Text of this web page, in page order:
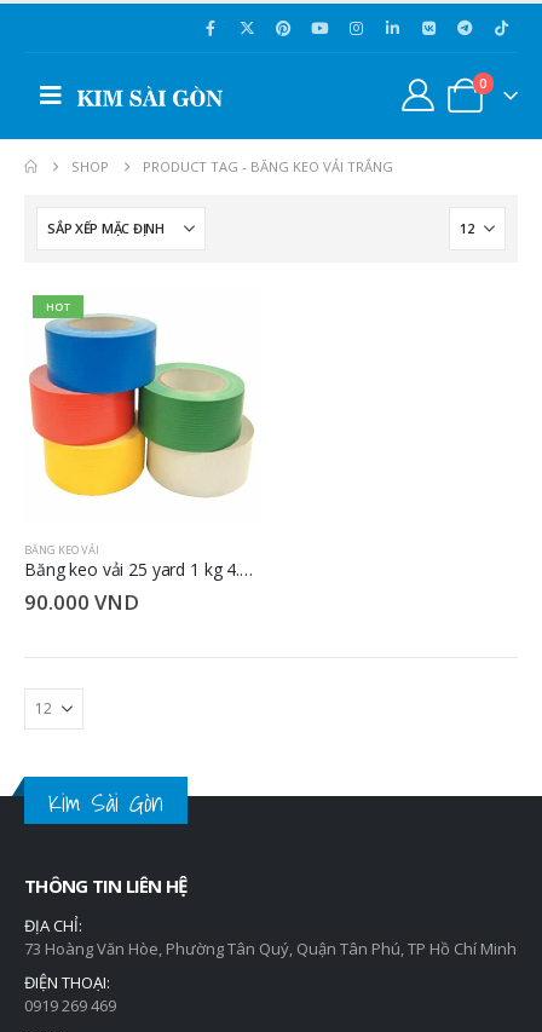
0
SHOP PRODUCT TAG - BĂNG KEO VẢI TRẮNG
HOT
BĂNG KEO VẢI
Băng keo vải 25 yard 1 kg 4.8cm
90.000 VND
Kim Sài Gòn
THÔNG TIN LIÊN HỆ
ĐỊA CHỈ:
73 Hoàng Văn Hòe, Phường Tân Quý, Quận Tân Phú, TP Hồ Chí Minh
ĐIỆN THOẠI:
0919 269 469